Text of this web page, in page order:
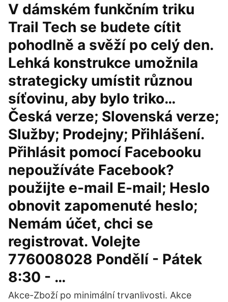
V dámském funkčním triku
Trail Tech se budete cítit
pohodlně a svěží po celý den.
Lehká konstrukce umožnila
strategicky umístit různou
síťovinu, aby bylo triko…
Česká verze; Slovenská verze;
Služby; Prodejny; Přihlášení.
Přihlásit pomocí Facebooku
nepoužíváte Facebook?
použijte e-mail E-mail; Heslo
obnovit zapomenuté heslo;
Nemám účet, chci se
registrovat. Volejte
776008028 Pondělí - Pátek
8:30 - …
Akce-Zboží po minimální trvanlivosti. Akce